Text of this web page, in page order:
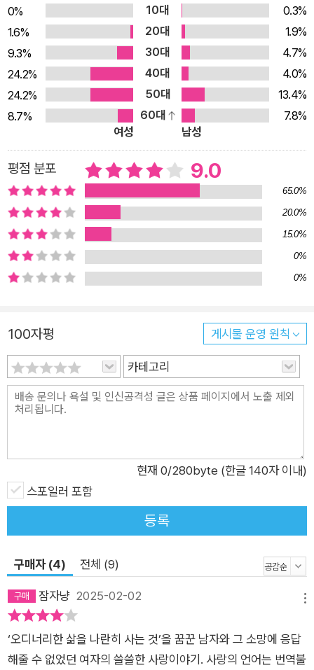
쓰였지만 스페인어로 먼저 출간 쿳시는 남아프리카공화국의 아
프리칸스어가 모국어이지만 영어로 글을 써와 영어권 소설가로
분류된다. 『폴란드인』도 원래 영어로 쓰였으나 2022년 스페인
어로 번역되어 아르헨티나에서 영어권보다 1년 먼저 출간되었다.
그는 헤이문학축제에서 그 이유를 이렇게 밝혔다. “나는 영어가
세계를 점령하는 방식이 싫습니다. 나는 그것이 발을 딛는 곳마다
소수의 언어를 으스러뜨리는 방식이 싫습니다. 나는 그것이 세계
적이라는 주장, 즉 세상이 영어로 정확하게 반영된다는 검증되지
않은 주장이 싫습니다. 나는 이 상황이 영어 원어민들에게 조성하
는 오만함이 싫습니다. 따라서 나는 영어의 주도권에 저항하기 위
해서 내가 할 수 있는 작은 것을 하는 것입니다.” 진지하면서도 재
미있는 연애 소설 바다 밑에서 아프로디테 여신상을 발견한 듯한
만남 진지하게 사유하는 작가 J.M.(존 맥스웰) 쿳시가 예외적인
연애 소설을 썼다. 『폴란드인』에서는 인간의 영원한 주제인 사랑
안에 심오한 깨달음을 담는다. 그는 59세 때 발표한 대작 『추락』
에서 사유의 절정을 보여주었는데 이후 발표한 『엘리자베스 코스
텔로』 『예수의 죽음』 같은 작품을 통해서 더욱 다채롭고 깊이 있
는 예술세계를 보여주었다. 여성의 시각으로 그려낸 경장편인
『폴란드인』도 그 연장선에 있다. 단테와 베아트리체, 쇼팽과 상드
폴란드 피아니스트의 관계를 사유의 대상으로 정했다. 쇼팽의 곡
을 연주하기 위해 스페인 바르셀로나를 찾은 폴란드인 피아니스
트가 연주회 주최자로서 자신을 맞이한 여성을 만난 뒤 일방적으
로 사랑에 빠진다. 그녀는 섹시하지도 않고(젊어서는 그랬을 수
있지만) 중년이 됐으며, 단지 키가 크고 우아하며, 풍만한 입술이
두드러지는 낮은 콘트랄토 목소리에 편안한 매력이 있는 여성이
다. 첫 만남 이후 비톨트는 서툰 영어로 자신의 마음을 베아트리
스에게 전달하는데, 그것이 한계에 이르자 언어 대신 예술에 기대
려 한다. 그는 자신이 직접 연주한 쇼팽의 b단조 소나타 오디오
파일을 베아트리스에게 보낸다. 또 브라질로 함께 도피 여행을 떠
나자고 한다거나, 이메일로 구애하는 말들을 써서 보내기도 한다.
0% 10대
0.3%
1.6%
20대
1.9%
9.3%
30대
4.7%
24.2%
40대
4.0%
24.2%
50대
13.4%
8.7%
60대
7.8%
여성
남성
평점 분포 9.0
65.0%
20.0%
15.0%
0%
0%
100자평 게시물 운영 원칙
카테고리
현재 0/280byte (한글 140자 이내)
스포일러 포함
등록
구매자 (4) 전체 (9)
잠자냥 2025-02-02
‘오디너리한 삶을 나란히 사는 것’을 꿈꾼 남자와 그 소망에 응답
해줄 수 없었던 여자의 쓸쓸한 사랑이야기. 사랑의 언어는 번역불